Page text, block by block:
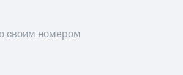
своим номером